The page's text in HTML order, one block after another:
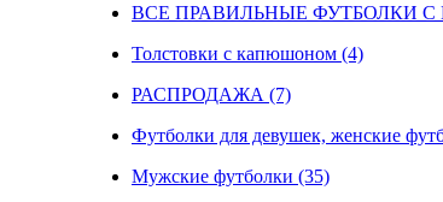
ВСЕ ПРАВИЛЬНЫЕ ФУТБОЛКИ С
Толстовки с капюшоном (4)
РАСПРОДАЖА (7)
Футболки для девушек, женские
Мужские футболки (35)